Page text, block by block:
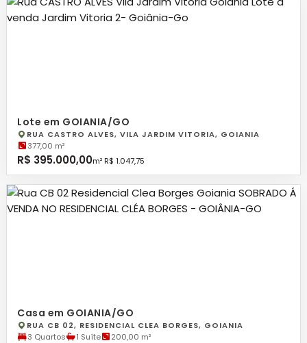
Lote em GOIANIA/GO
RUA CASTRO ALVES, VILA JARDIM VITORIA, GOIANIA
377,00 m²
R$ 395.000,00m² R$ 1.047,75
Casa em GOIANIA/GO
RUA CB 02, RESIDENCIAL CLEA BORGES, GOIANIA
3 Quartos
1 Suíte 200,00 m²